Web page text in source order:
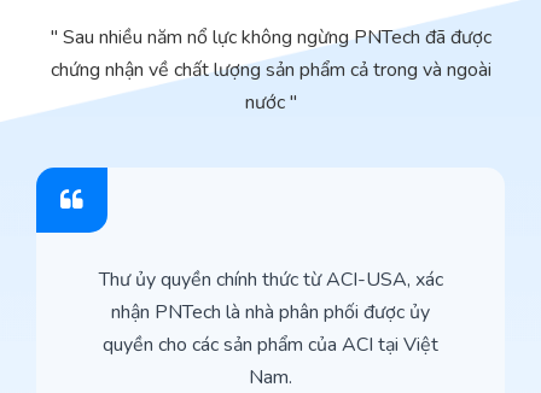
" Sau nhiều năm nổ lực không ngừng PNTech đã được
chứng nhận về chất lượng sản phẩm cả trong và ngoài
nước "
Thư ủy quyền chính thức từ ACI-USA, xác
nhận PNTech là nhà phân phối được ủy
quyền cho các sản phẩm của ACI tại Việt
Nam.